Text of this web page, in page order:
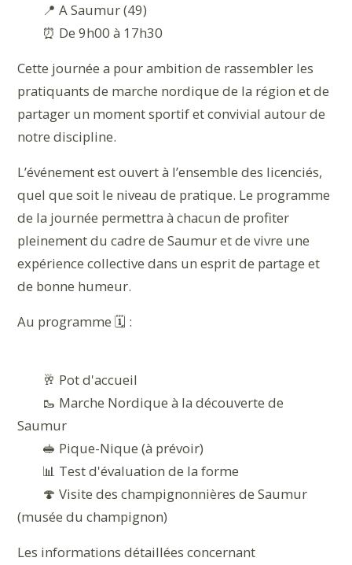
📍 A Saumur (49)
⏰ De 9h00 à 17h30
Cette journée a pour ambition de rassembler les
pratiquants de marche nordique de la région et de
partager un moment sportif et convivial autour de
notre discipline.
L’événement est ouvert à l’ensemble des licenciés,
quel que soit le niveau de pratique. Le programme
de la journée permettra à chacun de profiter
pleinement du cadre de Saumur et de vivre une
expérience collective dans un esprit de partage et
de bonne humeur.
Au programme 🗓️ :
🥂 Pot d'accueil
🥾 Marche Nordique à la découverte de
Saumur
🥪 Pique-Nique (à prévoir)
📊 Test d'évaluation de la forme
🍄 Visite des champignonnières de Saumur
(musée du champignon)
Les informations détaillées concernant